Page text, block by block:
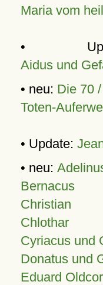
Maria vom
•
Aidus und
• neu: Die 70
Toten-
• Update:
• neu:
Bernacus
Christian
Chlothar
Cyriacus und
Donatus und
Eduard